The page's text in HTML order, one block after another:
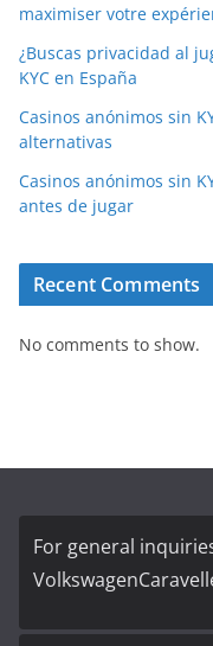
maximiser votre
¿Buscas privacidad al
KYC en España
Casinos anónimos sin
alternativas
Casinos anónimos sin
antes de jugar
Recent Comments
No comments to show.
For general